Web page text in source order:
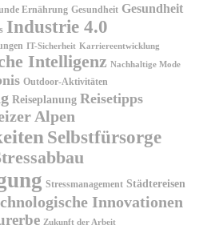
Ernährung Gesundheit Gesundheit
Industrie 4.0
IT-Sicherheit Karriereentwicklung
Intelligenz Nachhaltige Mode
Outdoor-Aktivitäten
Reiseplanung Reisetipps
Alpen
Selbstfürsorge
Stressmanagement Städtereisen
Innovationen
Zukunft der Arbeit